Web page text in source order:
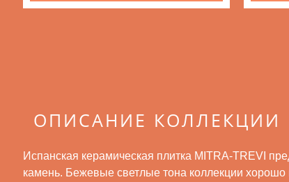
ОПИСАНИЕ КОЛЛЕКЦИИ
Испанская керамическая плитка MITRA-TREVI
камень. Бежевые светлые тона коллекции хорошо